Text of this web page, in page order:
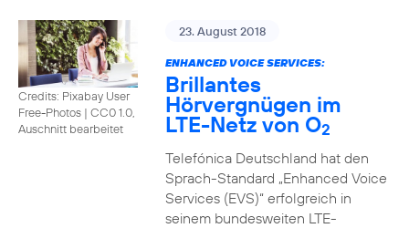
Credits: Pixabay User
Free-Photos | CC0 1.0,
Auschnitt bearbeitet
23. August 2018
ENHANCED VOICE SERVICES:
Brillantes
Hörvergnügen im
LTE-Netz von O2
Telefónica Deutschland hat den
Sprach-Standard „Enhanced Voice
Services (EVS)“ erfolgreich in
seinem bundesweiten LTE-